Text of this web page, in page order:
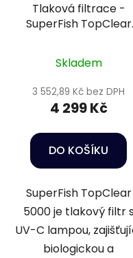
Tlaková filtrace -
SuperFish TopClear
Skladem
3 552,89 Kč bez DPH
4 299 Kč
DO KOŠÍKU
SuperFish TopClear
5000 je tlakový filtr s
UV-C lampou,
biologickou a